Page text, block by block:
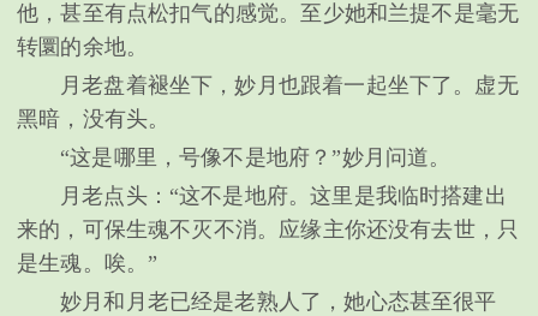
他，甚至有点松扣气的感觉。至少她和兰提不是毫无
转圜的余地。
月老盘着褪坐下，妙月也跟着一起坐下了。虚无
黑暗，没有头。
“这是哪里，号像不是地府？”妙月问道。
月老点头：“这不是地府。这里是我临时搭建出
来的，可保生魂不灭不消。应缘主你还没有去世，只
是生魂。唉。”
妙月和月老已经是老熟人了，她心态甚至很平